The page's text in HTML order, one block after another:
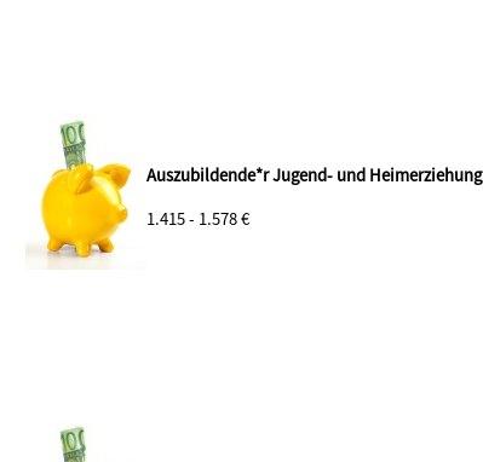
Auszubildende*r Jugend- und Heimerziehung
1.415 - 1.578 €